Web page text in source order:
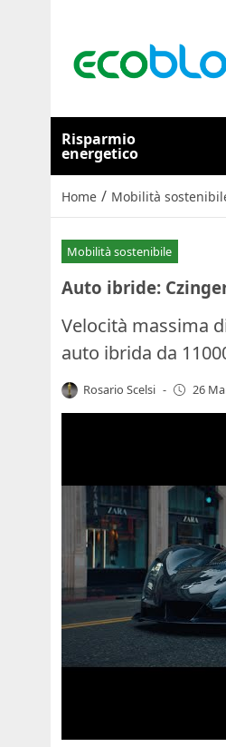
Risparmio
energetico
Home / Mobilità
Mobilità sostenibile
Auto ibride:
Velocità massima
auto ibrida da
Rosario Scelsi - 26